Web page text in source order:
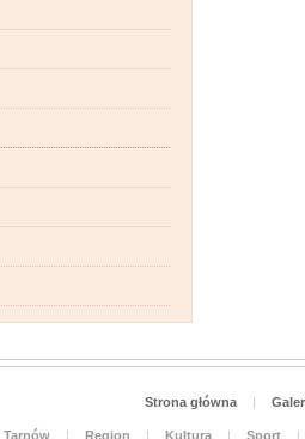
Strona główna |
Tarnów | Region | Kultura | Sport
|